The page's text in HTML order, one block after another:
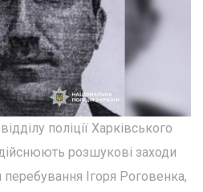
поліції Харківського
розшукові заходи
Ігоря Роговенка,